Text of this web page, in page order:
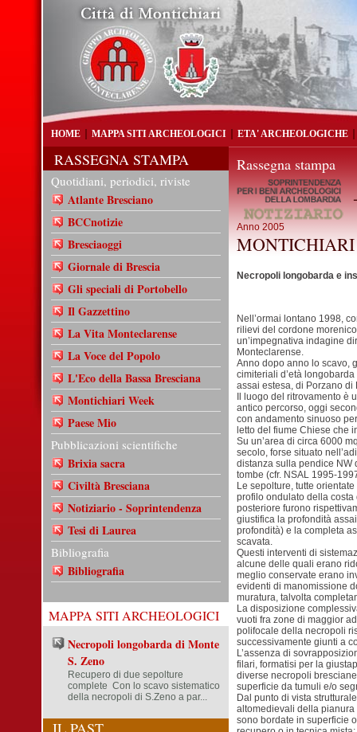
HOME MAPPA SITI ARCHEOLOGICI ETA' ARCHEOLOGICHE
RASSEGNA STAMPA
Quotidiani, periodici, riviste
Atlante Bresciano
BCCnotizie
Bresciaoggi
Giornale di Brescia
Gli speciali di Portobello
Il Gazzettino
La Vita Monteclarense
La Voce del Popolo
L'Eco della Bassa Bresciana
Montichiari Week
Paese Mio
Pubblicazioni scientifiche
Brixia sacra
Civiltà Bresciana
Notiziario - Soprintendenza
Tesi di Laurea
Bibliografia
Bibliografia
MAPPA SITI ARCHEOLOGICI
Necropoli longobarda di Monte
S. Zeno
Recupero di due sepolture
complete Con lo scavo sistematico
della necropoli di S.Zeno a par...
IL PAST
Rassegna stampa
-
Anno 2005
MONTICHIARI
Necropoli longobarda e
Nell’ormai lontano 1998,
rilievi del cordone
un’impegnativa indagine
Monteclarense.
Anno dopo anno lo scavo,
cimiteriali d’età
assai estesa, di Porzano di
Il luogo del ritrovamento è
antico percorso, oggi
con andamento sinuoso
letto del fiume Chiese che
Su un’area di circa 6000
secolo, forse situato
distanza sulla pendice NW
tombe (cfr. NSAL 1995-
Le sepolture, tutte
profilo ondulato della
posteriore furono
giustifica la profondità
profondità) e la completa
scavata.
Questi interventi di
alcune delle quali erano
meglio conservate erano
evidenti di manomissione
muratura, talvolta
La disposizione
vuoti fra zone di maggior
polifocale della necropoli
successivamente giunti a
L’assenza di
filari, formatisi per la
diverse necropoli
superficie da tumuli e/o
Dal punto di vista
altomedievali della pianura
sono bordate in superficie